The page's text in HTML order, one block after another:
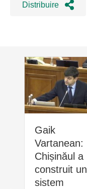
Distribuire
Gaik
Vartanean:
Chișinăul a
construit un
sistem